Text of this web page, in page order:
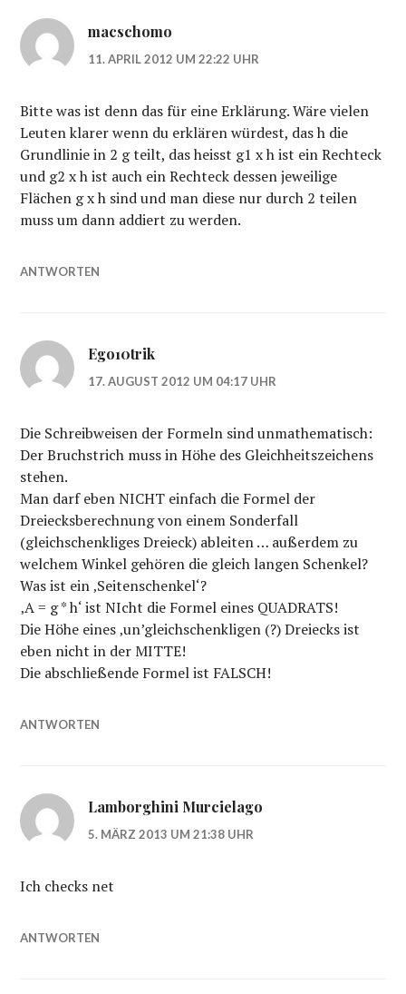
macschomo
11. APRIL 2012 UM 22:22 UHR
Bitte was ist denn das für eine Erklärung. Wäre vielen
Leuten klarer wenn du erklären würdest, das h die
Grundlinie in 2 g teilt, das heisst g1 x h ist ein Rechteck
und g2 x h ist auch ein Rechteck dessen jeweilige
Flächen g x h sind und man diese nur durch 2 teilen
muss um dann addiert zu werden.
ANTWORTEN
Ego10trik
17. AUGUST 2012 UM 04:17 UHR
Die Schreibweisen der Formeln sind unmathematisch:
Der Bruchstrich muss in Höhe des Gleichheitszeichens
stehen.
Man darf eben NICHT einfach die Formel der
Dreiecksberechnung von einem Sonderfall
(gleichschenkliges Dreieck) ableiten … außerdem zu
welchem Winkel gehören die gleich langen Schenkel?
Was ist ein ‚Seitenschenkel‘?
‚A = g * h‘ ist NIcht die Formel eines QUADRATS!
Die Höhe eines ‚un’gleichschenkligen (?) Dreiecks ist
eben nicht in der MITTE!
Die abschließende Formel ist FALSCH!
ANTWORTEN
Lamborghini Murcielago
5. MÄRZ 2013 UM 21:38 UHR
Ich checks net
ANTWORTEN